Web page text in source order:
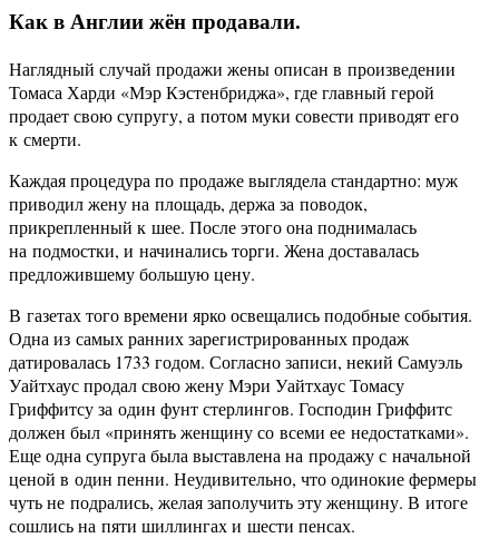
Как в Англии жён продавали.
Наглядный случай продажи жены описан в произведении
Томаса Харди «Мэр Кэстенбриджа», где главный герой
продает свою супругу, а потом муки совести приводят его
к смерти.
Каждая процедура по продаже выглядела стандартно: муж
приводил жену на площадь, держа за поводок,
прикрепленный к шее. После этого она поднималась
на подмостки, и начинались торги. Жена доставалась
предложившему большую цену.
В газетах того времени ярко освещались подобные события.
Одна из самых ранних зарегистрированных продаж
датировалась 1733 годом. Согласно записи, некий Самуэль
Уайтхаус продал свою жену Мэри Уайтхаус Томасу
Гриффитсу за один фунт стерлингов. Господин Гриффитс
должен был «принять женщину со всеми ее недостатками».
Еще одна супруга была выставлена на продажу с начальной
ценой в один пенни. Неудивительно, что одинокие фермеры
чуть не подрались, желая заполучить эту женщину. В итоге
сошлись на пяти шиллингах и шести пенсах.